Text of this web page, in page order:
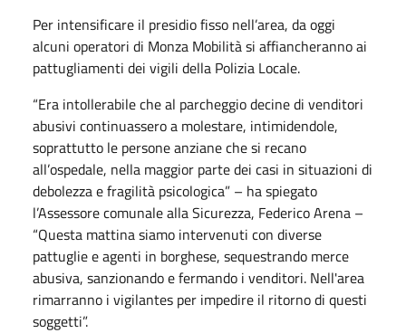
Per intensificare il presidio fisso nell’area, da oggi
alcuni operatori di Monza Mobilità si affiancheranno ai
pattugliamenti dei vigili della Polizia Locale.
“Era intollerabile che al parcheggio decine di venditori
abusivi continuassero a molestare, intimidendole,
soprattutto le persone anziane che si recano
all’ospedale, nella maggior parte dei casi in situazioni di
debolezza e fragilità psicologica” – ha spiegato
l’Assessore comunale alla Sicurezza, Federico Arena –
“Questa mattina siamo intervenuti con diverse
pattuglie e agenti in borghese, sequestrando merce
abusiva, sanzionando e fermando i venditori. Nell'area
rimarranno i vigilantes per impedire il ritorno di questi
soggetti”.